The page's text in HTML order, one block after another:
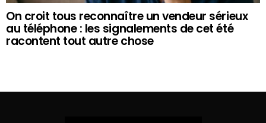
On croit tous reconnaître un vendeur sérieux
au téléphone : les signalements de cet été
racontent tout autre chose